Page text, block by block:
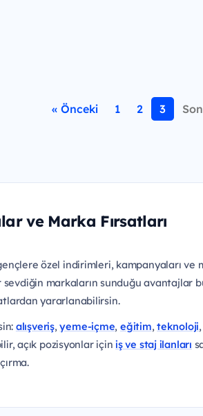
« Önceki 1 2 3
ve Marka Fırsatları
özel indirimleri, kampanyaları
markaların sunduğu avantajlar
yararlanabilirsin.
alışveriş,yeme-içme, eğitim,teknoloji,
açık pozisyonlar içiniş ve staj ilanları